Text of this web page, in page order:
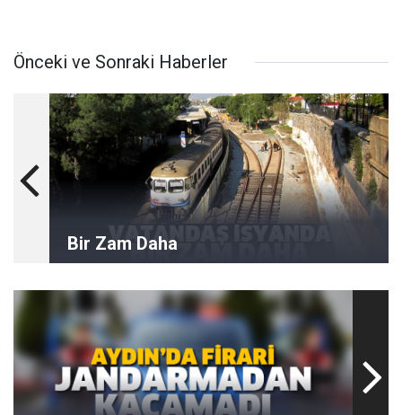
Önceki ve Sonraki Haberler
Bir Zam Daha